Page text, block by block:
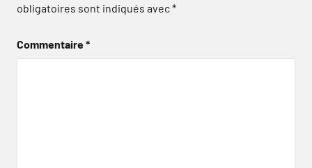
obligatoires sont indiqués avec*
Commentaire*